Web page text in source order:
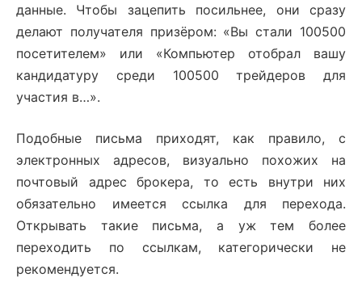
данные. Чтобы зацепить посильнее, они сразу
делают получателя призёром: «Вы стали 100500
посетителем» или «Компьютер отобрал вашу
кандидатуру среди 100500 трейдеров для
участия в…».
Подобные письма приходят, как правило, с
электронных адресов, визуально похожих на
почтовый адрес брокера, то есть внутри них
обязательно имеется ссылка для перехода.
Открывать такие письма, а уж тем более
переходить по ссылкам, категорически не
рекомендуется.